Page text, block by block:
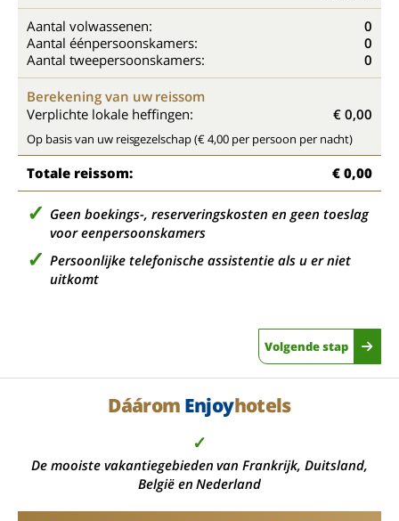
Aantal volwassenen:
0
Aantal éénpersoonskamers:
0
Aantal tweepersoonskamers:
0
Berekening van uw reissom
Verplichte lokale heffingen:
€ 0,00
Op basis van uw reisgezelschap (€ 4,00 per persoon per nacht)
Totale reissom: € 0,00
Geen boekings-, reserveringskosten en geen toeslag
voor eenpersoonskamers
Persoonlijke telefonische assistentie als u er niet
uitkomt
Volgende stap
Dáárom Enjoyhotels
✓
De mooiste vakantiegebieden van Frankrijk, Duitsland,
België en Nederland